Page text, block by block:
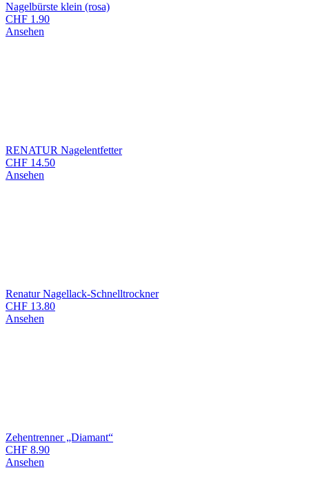
Nagelbürste klein (rosa)
CHF 1.90
Ansehen
RENATUR Nagelentfetter
CHF 14.50
Ansehen
Renatur Nagellack-Schnelltrockner
CHF 13.80
Ansehen
Zehentrenner „Diamant“
CHF 8.90
Ansehen